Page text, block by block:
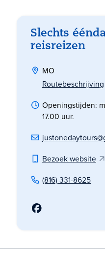
Slechts
reisreizen
MO
Routebeschrijving
Openingstijden:
17.00 uur.
Bezoek website
(816) 331-8625